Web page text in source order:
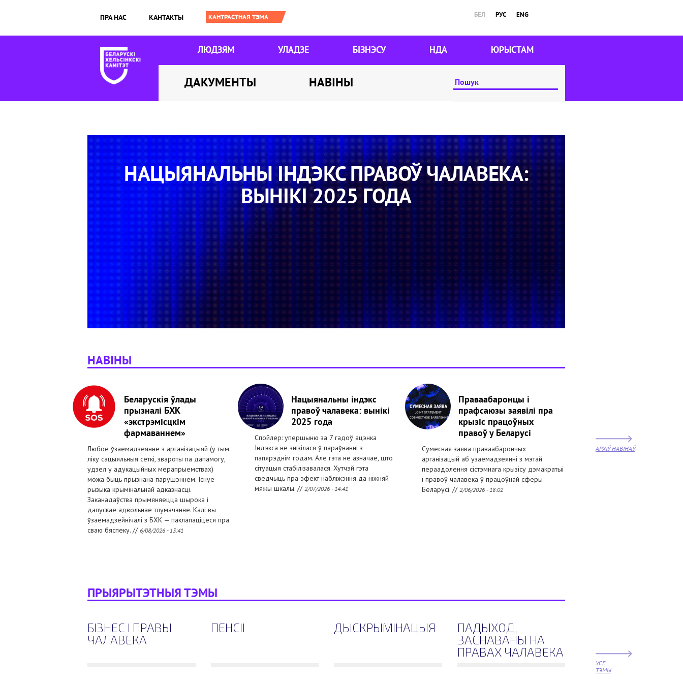
ПРА НАС КАНТАКТЫ БЕЛ РУС ENG
ЛЮДЗЯМ УЛАДЗЕ БІЗНЭСУ НДА ЮРЫСТАМ
ДАКУМЕНТЫ НАВІНЫ
НАЦЫЯНАЛЬНЫ ІНДЭКС ПРАВОЎ ЧАЛАВЕКА:
ВЫНІКІ 2025 ГОДА
НАВІНЫ
Беларускія ўлады
прызналі БХК
«экстрэмісцкім
фармаваннем»
Любое ўзаемадзеянне з арганізацыяй (у тым
ліку сацыяльныя сеткі, звароты па дапамогу,
удзел у адукацыйных мерапрыемствах)
можа быць прызнана парушэннем. Існуе
рызыка крымінальнай адказнасці.
Заканадаўства прымяняецца шырока і
дапускае адвольнае тлумачэнне. Калі вы
ўзаемадзейнічалі з БХК — паклапаціцеся пра
сваю бяспеку. // 6/08/2026 - 13:41
Нацыянальны індэкс
правоў чалавека: вынікі
2025 года
Спойлер: упершыню за 7 гадоў ацэнка
Індэкса не знізілася ў параўнанні з
папярэднім годам. Але гэта не азначае, што
сітуацыя стабілізавалася. Хутчэй гэта
сведчыць пра эфект набліжэння да ніжняй
мяжы шкалы. // 2/07/2026 - 14:41
Праваабаронцы і
прафсаюзы заявілі пра
крызіс працоўных
правоў у Беларусі
Сумесная заява праваабарончых
арганізацый аб узаемадзеянні з мэтай
пераадолення сістэмнага крызісу дэмакратыі
і правоў чалавека ў працоўнай сферы
Беларусі. // 2/06/2026 - 18:02
АРХІЎ НАВІНАЎ
ПРЫЯРЫТЭТНЫЯ ТЭМЫ
БІЗНЕС І ПРАВЫ
ЧАЛАВЕКА
ПЕНСІІ ДЫСКРЫМІНАЦЫЯ
ПАДЫХОД,
ЗАСНАВАНЫ НА
ПРАВАХ ЧАЛАВЕКА
УСЕ
ТЭМЫ